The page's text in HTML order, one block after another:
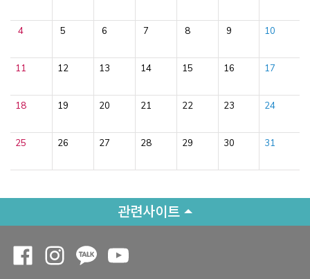
4 5 6 7 8 9 10
11 12 13 14 15 16 17
18 19 20 21 22 23 24
25 26 27 28 29 30 31
관련사이트
Opens a new window
Opens a new window
Opens a new window